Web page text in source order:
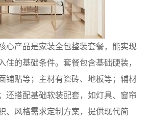
心产品是家装全包整装套餐，能实现
住的基础条件。套餐包含基础硬装，
铺贴等；主材有瓷砖、地板等；辅材
还搭配基础软装配套，如灯具、窗帘
、风格需求定制方案，提供现代简